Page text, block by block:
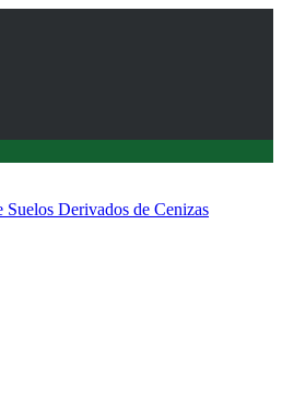
Suelos Derivados de Cenizas